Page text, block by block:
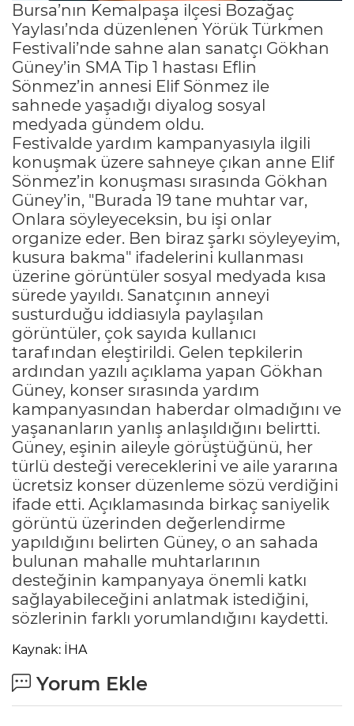
Bursa’nın Kemalpaşa ilçesi Bozağaç
Yaylası’nda düzenlenen Yörük Türkmen
Festivali’nde sahne alan sanatçı Gökhan
Güney’in SMA Tip 1 hastası Eflin
Sönmez’in annesi Elif Sönmez ile
sahnede yaşadığı diyalog sosyal
medyada gündem oldu.
Festivalde yardım kampanyasıyla ilgili
konuşmak üzere sahneye çıkan anne Elif
Sönmez’in konuşması sırasında Gökhan
Güney’in, "Burada 19 tane muhtar var,
Onlara söyleyeceksin, bu işi onlar
organize eder. Ben biraz şarkı söyleyeyim,
kusura bakma" ifadelerini kullanması
üzerine görüntüler sosyal medyada kısa
sürede yayıldı. Sanatçının anneyi
susturduğu iddiasıyla paylaşılan
görüntüler, çok sayıda kullanıcı
tarafından eleştirildi. Gelen tepkilerin
ardından yazılı açıklama yapan Gökhan
Güney, konser sırasında yardım
kampanyasından haberdar olmadığını ve
yaşananların yanlış anlaşıldığını belirtti.
Güney, eşinin aileyle görüştüğünü, her
türlü desteği vereceklerini ve aile yararına
ücretsiz konser düzenleme sözü verdiğini
ifade etti. Açıklamasında birkaç saniyelik
görüntü üzerinden değerlendirme
yapıldığını belirten Güney, o an sahada
bulunan mahalle muhtarlarının
desteğinin kampanyaya önemli katkı
sağlayabileceğini anlatmak istediğini,
sözlerinin farklı yorumlandığını kaydetti.
Kaynak: İHA
Yorum Ekle